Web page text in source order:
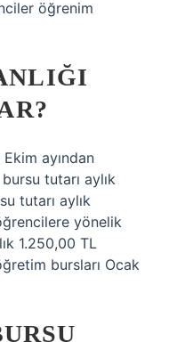
öğrenim
ayından
tutarı aylık
tutarı aylık
yönelik
1.250,00 TL
bursları Ocak